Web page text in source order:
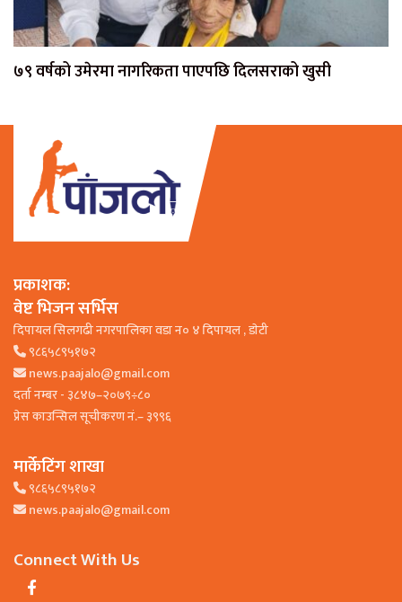
७९ वर्षको उमेरमा नागरिकता पाएपछि दिलसराको खुसी
प्रकाशक:
वेष्ट भिजन सर्भिस
दिपायल सिलगढी नगरपालिका वडा न० ४ दिपायल , डाेटी
९८६५८९५१७२
news.paajalo@gmail.com
दर्ता नम्बर - ३८४७–२०७९÷८०
प्रेस काउन्सिल सूचीकरण नं.– ३९९६
मार्केटिंग शाखा
९८६५८९५१७२
news.paajalo@gmail.com
Connect With Us